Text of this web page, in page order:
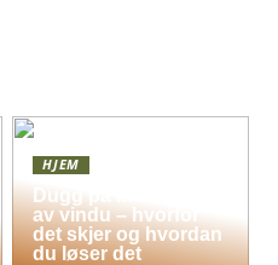
HJEM
Dugg på indersiden
av vindu – hvorfor
det skjer og hvordan
du løser det